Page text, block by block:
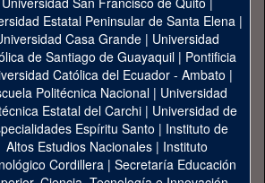
Estatal Peninsular de Santa Elena|
Casa Grande | Universidad
de Santiago de Guayaquil| Pontificia
Católica del Ecuador - Ambato |
Politécnica Nacional| Universidad
Estatal del Carchi| Universidad de
Espíritu Santo | Instituto de
Altos Estudios Nacionales | Instituto
Cordillera | Secretaría Educación